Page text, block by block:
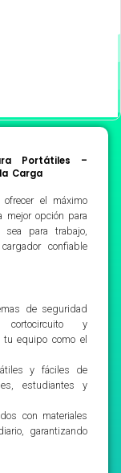
Portátiles –
Carga
el máximo
mejor opción para
para trabajo,
confiable
de seguridad
cortocircuito y
tu equipo como el
y fáciles de
estudiantes y
con materiales
garantizando